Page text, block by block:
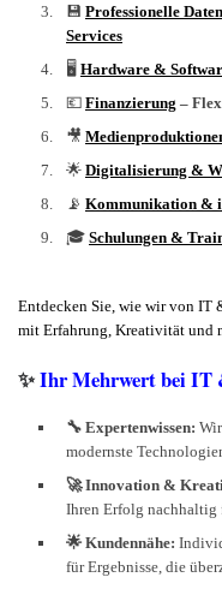
💾 Professionelle
Services
🖥️ Hardware &
💶 Finanzierung –
🎥
🌟 Digitalisierung &
📡 Kommunikation &
🎓 Schulungen &
Entdecken Sie, wie wir von IT
mit Erfahrung, Kreativität und
✨Ihr Mehrwert bei IT
🔧 Expertenwissen:
modernste
🚀 Innovation &
Ihren Erfolg nachhaltig
🌟 Kundennähe:
für Ergebnisse, die